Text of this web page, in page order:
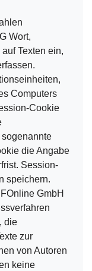
Wort,
Texten ein,
Computers
Cookie
sogenannte
die Angabe
Session-
speichern.
GmbH
die
zur
von Autoren
keine